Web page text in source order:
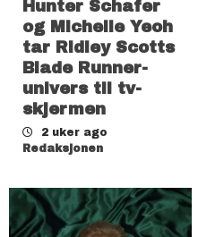
Hunter Schafer
og Michelle Yeoh
tar Ridley Scotts
Blade Runner-
univers til tv-
skjermen
2 uker ago
Redaksjonen